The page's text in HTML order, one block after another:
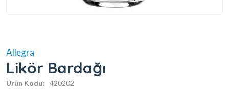
Allegra
Likör Bardağı
Ürün Kodu: 420202